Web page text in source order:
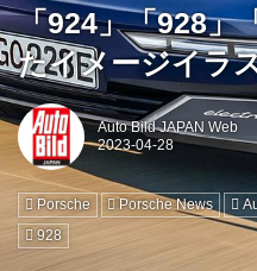
「924」「928」
たイメージイラ
Auto Bild JAPAN Web
Porsche Porsche News
928